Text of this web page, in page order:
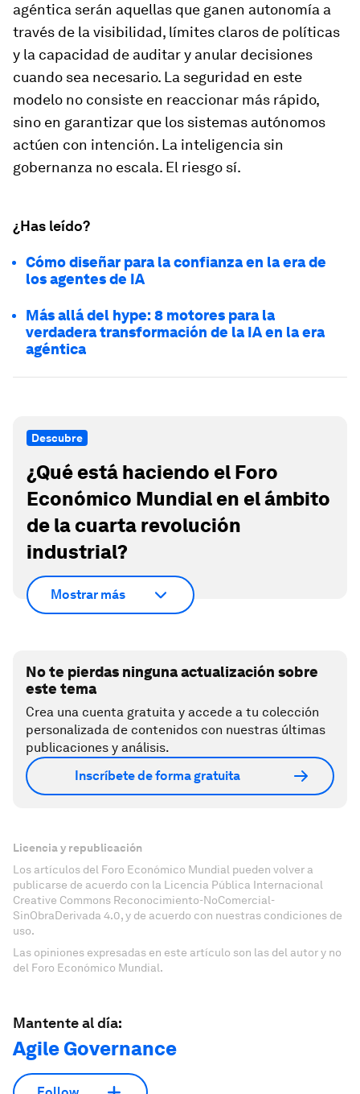
agéntica serán aquellas que ganen autonomía a
través de la visibilidad, límites claros de políticas
y la capacidad de auditar y anular decisiones
cuando sea necesario. La seguridad en este
modelo no consiste en reaccionar más rápido,
sino en garantizar que los sistemas autónomos
actúen con intención. La inteligencia sin
gobernanza no escala. El riesgo sí.
¿Has leído?
Cómo diseñar para la confianza en la era de
los agentes de IA
Más allá del hype: 8 motores para la
verdadera transformación de la IA en la era
agéntica
Descubre
¿Qué está haciendo el Foro
Económico Mundial en el ámbito
de la cuarta revolución
industrial?
Mostrar más
No te pierdas ninguna actualización sobre
este tema
Crea una cuenta gratuita y accede a tu colección
personalizada de contenidos con nuestras últimas
publicaciones y análisis.
Inscríbete de forma gratuita
Licencia y republicación
Los artículos del Foro Económico Mundial pueden volver a
publicarse de acuerdo con la Licencia Pública Internacional
Creative Commons Reconocimiento-NoComercial-
SinObraDerivada 4.0, y de acuerdo con nuestras condiciones de
uso.
Las opiniones expresadas en este artículo son las del autor y no
del Foro Económico Mundial.
Mantente al día:
Agile Governance